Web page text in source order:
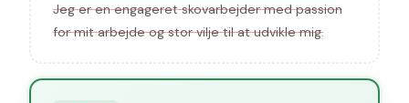
Jeg er en engageret skovarbejder med passion
for mit arbejde og stor vilje til at udvikle mig.